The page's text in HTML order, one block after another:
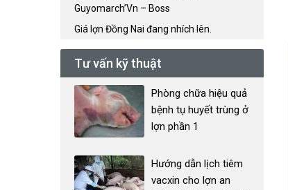
Guyomarch’Vn – Boss
Giá lợn Đồng Nai đang nhích lên.
Tư vấn kỹ thuật
Phòng chữa hiệu quả
bệnh tụ huyết trùng ở
lợn phần 1
Hướng dẫn lịch tiêm
vacxin cho lợn an